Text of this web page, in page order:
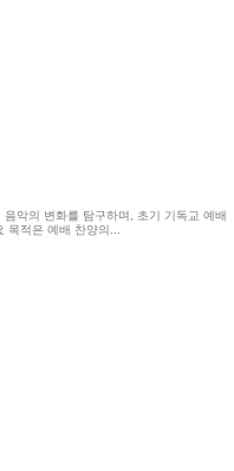
악의 변화를 탐구하며, 초기 기독교 예배
목적은 예배 찬양의...